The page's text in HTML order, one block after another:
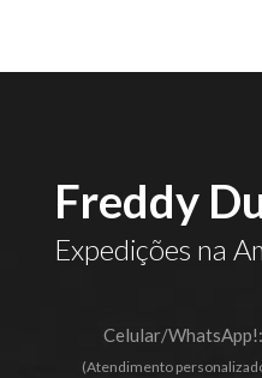
Freddy
Expedições na
Celular/
(Atendimento